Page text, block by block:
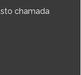
chamada